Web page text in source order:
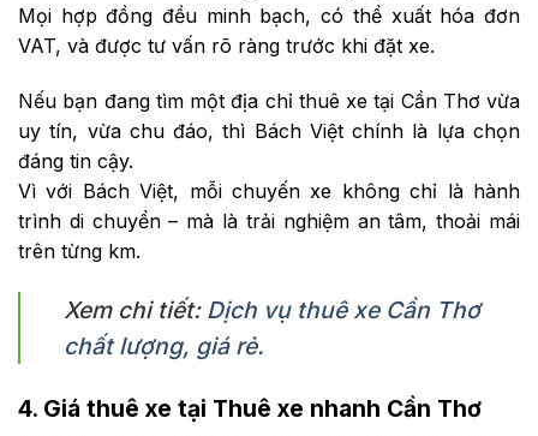
Mọi hợp đồng đều minh bạch, có thể xuất hóa đơn
VAT, và được tư vấn rõ ràng trước khi đặt xe.
Nếu bạn đang tìm một địa chỉ thuê xe tại Cần Thơ vừa
uy tín, vừa chu đáo, thì Bách Việt chính là lựa chọn
đáng tin cậy.
Vì với Bách Việt, mỗi chuyến xe không chỉ là hành
trình di chuyển – mà là trải nghiệm an tâm, thoải mái
trên từng km.
Xem chi tiết: Dịch vụ thuê xe Cần Thơ
chất lượng, giá rẻ.
4. Giá thuê xe tại Thuê xe nhanh Cần Thơ